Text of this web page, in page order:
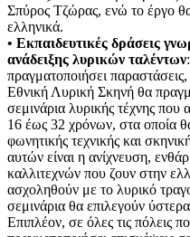
Σπύρος Τζώρας, ενώ το έργο
ελληνικά.
• Εκπαιδευτικές δράσεις
ανάδειξης λυρικών ταλέντων
πραγματοποιήσει
Εθνική Λυρική Σκηνή θα
σεμινάρια λυρικής τέχνης που
16 έως 32 χρόνων, στα οποία
φωνητικής τεχνικής και
αυτών είναι η ανίχνευση,
καλλιτεχνών που ζουν στην
ασχοληθούν με το λυρικό
σεμινάρια θα επιλεγούν
Επιπλέον, σε όλες τις πόλεις